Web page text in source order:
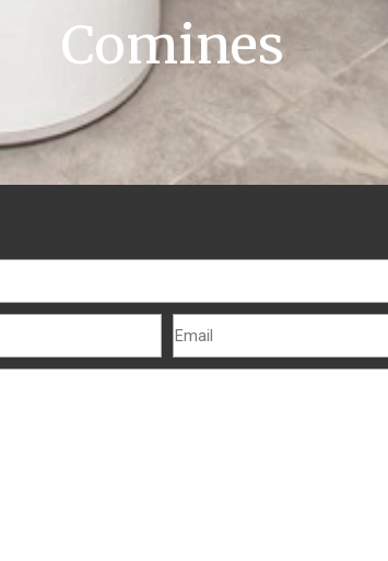
Comines